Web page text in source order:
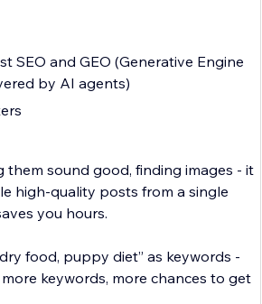
SEO and GEO (Generative Engine
by AI agents)
sound good, finding images - it
high-quality posts from a single
you hours.
food, puppy diet” as keywords -
keywords, more chances to get